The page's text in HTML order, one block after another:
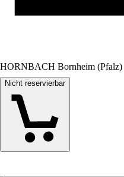
HORNBACH Bornheim (Pfalz)
Nicht reservierbar